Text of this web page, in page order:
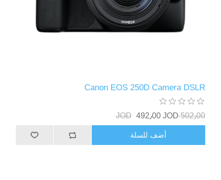
Canon EOS 250D Camera DSLR
502٫00 JOD 492٫00 JOD
أضف للسلة